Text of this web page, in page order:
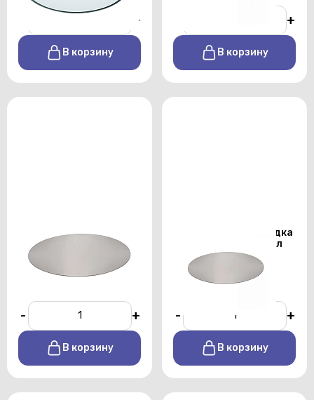
+
В корзину
+
В корзину
Накладка на
коктейльный стол
д70см белая
От 250 р./сутки
- +
В корзину
Пластиковая накладка
на коктейльный стол
80см
От 250 р./сутки
- +
В корзину